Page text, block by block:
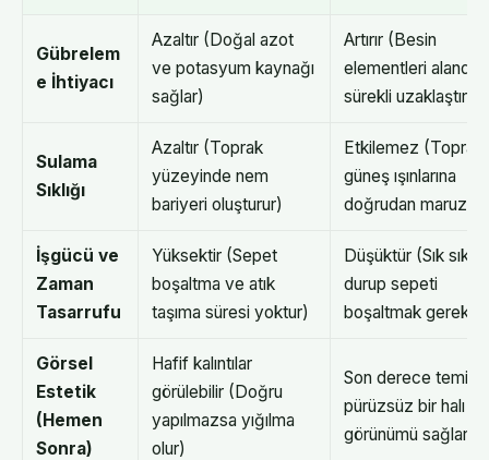
Gübrelem
e İhtiyacı
Azaltır (Doğal azot
ve potasyum kaynağı
sağlar)
Artırır (Besin
elementleri alandan
sürekli uzaklaştırılır)
Sulama
Sıklığı
Azaltır (Toprak
yüzeyinde nem
bariyeri oluşturur)
Etkilemez (Toprak
güneş ışınlarına
doğrudan maruz
İşgücü ve
Zaman
Tasarrufu
Yüksektir (Sepet
boşaltma ve atık
taşıma süresi yoktur)
Düşüktür (Sık sık
durup sepeti
boşaltmak gerekir)
Görsel
Estetik
(Hemen
Sonra)
Hafif kalıntılar
görülebilir (Doğru
yapılmazsa yığılma
olur)
Son derece temiz
pürüzsüz bir halı
görünümü sağlar